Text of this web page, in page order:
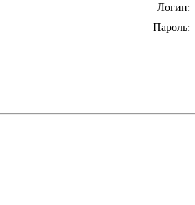
Логин:
Пароль: